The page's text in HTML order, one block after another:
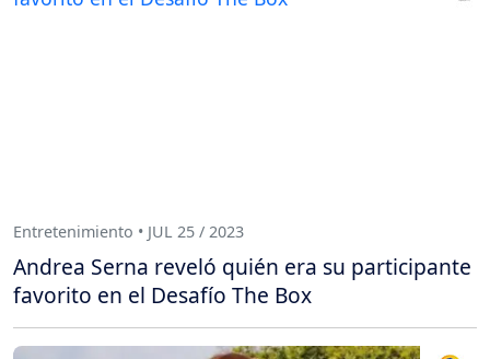
Entretenimiento • JUL 25 / 2023
Andrea Serna reveló quién era su participante
favorito en el Desafío The Box